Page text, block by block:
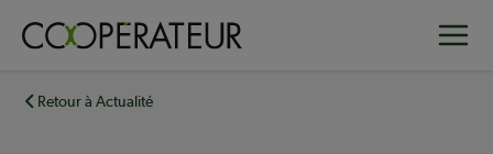
principalRetour à Actualité